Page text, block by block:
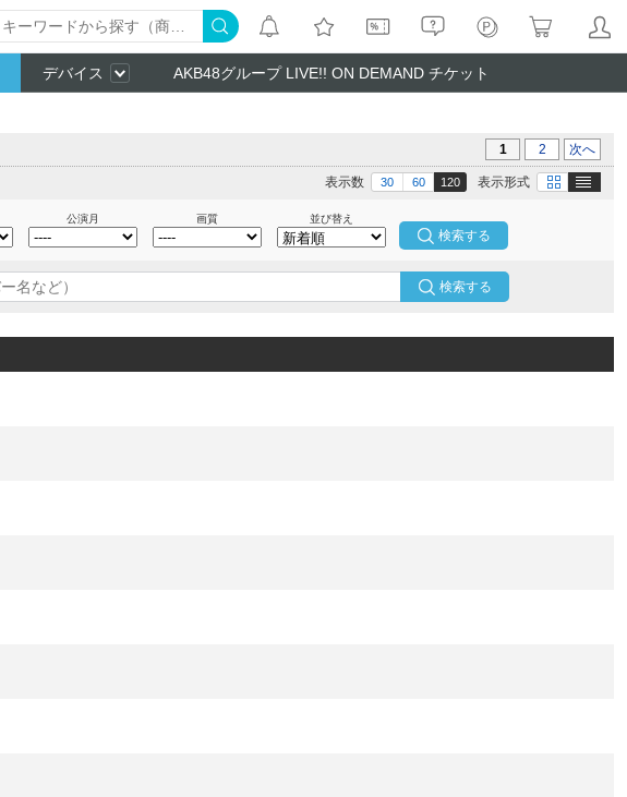
デバイス AKB48グループ LIVE!! ON DEMAND チケット
1 2 次へ
表示形式 画像
表示数 30 60 120
公演月 画質 並び替え
検索する